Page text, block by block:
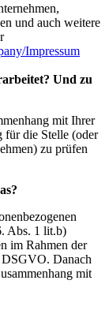
und auch weitere
Impressum
Und zu
mit Ihrer
für die Stelle (oder
zu prüfen
Abs. 1 lit.b)
im Rahmen der
Danach
mit